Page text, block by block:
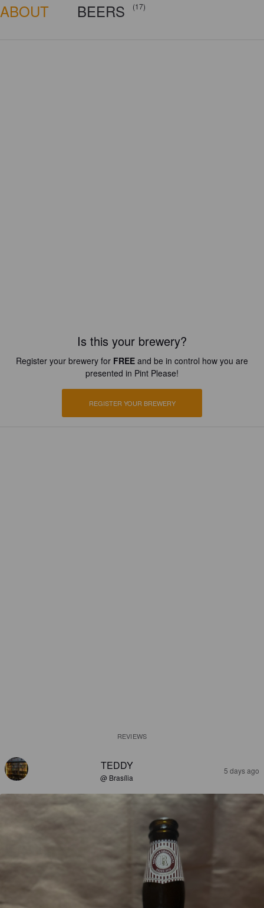
ABOUT BEERS (17)
Is this your brewery?
Register your brewery for FREE and be in control how you are
presented in Pint Please!
REGISTER YOUR BREWERY
REVIEWS
TEDDY
@ Brasília
5 days ago